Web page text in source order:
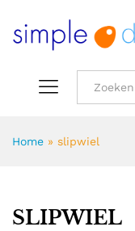
Home » slipwiel
SLIPWIEL